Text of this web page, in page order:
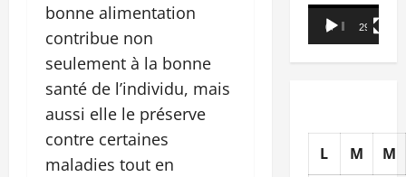
bonne alimentation
contribue non
seulement à la bonne
santé de l’individu, mais
aussi elle le préserve
contre certaines
maladies tout en
Lecteur
vidéo
00:00 29:21
L M M